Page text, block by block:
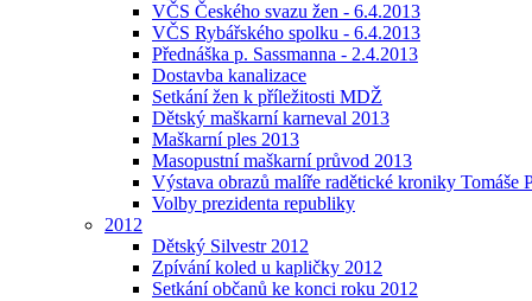
VČS Českého svazu žen - 6.4.2013
VČS Rybářského spolku - 6.4.2013
Přednáška p. Sassmanna - 2.4.2013
Dostavba kanalizace
Setkání žen k příležitosti MDŽ
Dětský maškarní karneval 2013
Maškarní ples 2013
Masopustní maškarní průvod 2013
Výstava obrazů malíře radětické kroniky Tomáše
Volby prezidenta republiky
2012
Dětský Silvestr 2012
Zpívání koled u kapličky 2012
Setkání občanů ke konci roku 2012